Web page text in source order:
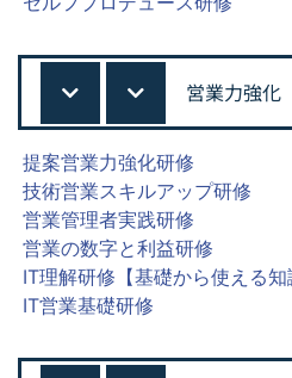
営業力強化
提案営業力強化研修
技術営業スキルアップ研修
営業管理者実践研修
営業の数字と利益研修
IT理解研修【基礎から使える知
IT営業基礎研修